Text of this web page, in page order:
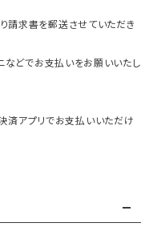
請求書を郵送させていただき
などでお支払いをお願いいたし
済アプリでお支払いいただけ